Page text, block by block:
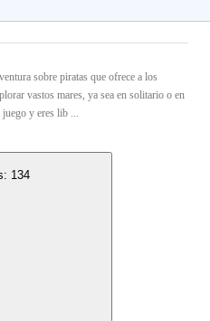
sobre piratas que ofrece a los
vastos mares, ya sea en solitario o en
y eres lib ...
134